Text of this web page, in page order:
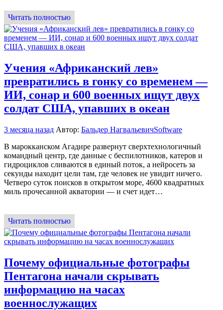
Читать полностью
Учения «Африканский лев»
превратились в гонку со временем —
ИИ, сонар и 600 военных ищут двух
солдат США, упавших в океан
3 месяца назад Автор: Бальдер НагвальевичSoftware
В марокканском Агадире развернут сверхтехнологичный
командный центр, где данные с беспилотников, катеров и
гидроциклов сливаются в единый поток, а нейросеть за
секунды находит цели там, где человек не увидит ничего.
Четверо суток поисков в открытом море, 4600 квадратных
миль прочесанной акватории — и счет идет…
Читать полностью
Почему официальные фотографы
Пентагона начали скрывать
информацию на часах
военнослужащих